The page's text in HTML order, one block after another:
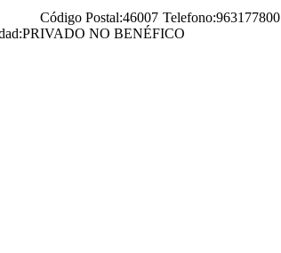
Código Postal:46007 Telefono:963177800
PRIVADO NO BENÉFICO